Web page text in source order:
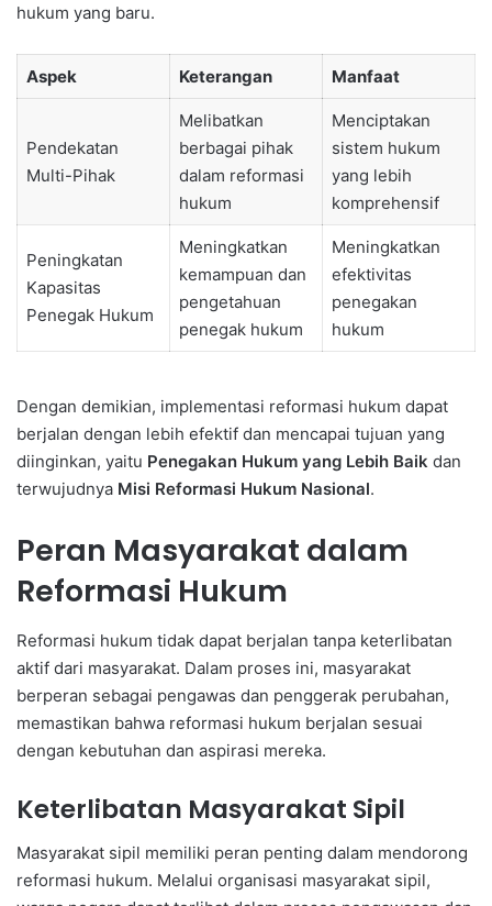
hukum yang baru.
Aspek Keterangan Manfaat
Pendekatan
Multi-Pihak
Melibatkan
berbagai pihak
dalam reformasi
hukum
Menciptakan
sistem hukum
yang lebih
komprehensif
Peningkatan
Kapasitas
Penegak Hukum
Meningkatkan
kemampuan dan
pengetahuan
penegak hukum
Meningkatkan
efektivitas
penegakan
hukum
Dengan demikian, implementasi reformasi hukum dapat
berjalan dengan lebih efektif dan mencapai tujuan yang
diinginkan, yaitu Penegakan Hukum yang Lebih Baik dan
terwujudnya Misi Reformasi Hukum Nasional.
Peran Masyarakat dalam
Reformasi Hukum
Reformasi hukum tidak dapat berjalan tanpa keterlibatan
aktif dari masyarakat. Dalam proses ini, masyarakat
berperan sebagai pengawas dan penggerak perubahan,
memastikan bahwa reformasi hukum berjalan sesuai
dengan kebutuhan dan aspirasi mereka.
Keterlibatan Masyarakat Sipil
Masyarakat sipil memiliki peran penting dalam mendorong
reformasi hukum. Melalui organisasi masyarakat sipil,